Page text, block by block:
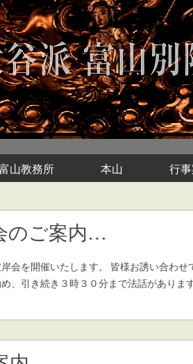
山教務所 本山 行
のご案内…
会を開催いたします。 皆様お誘い合わせ
、引き続き３時３０分まで法話がありま